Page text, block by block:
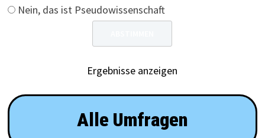
Nein, das ist Pseudowissenschaft
Ergebnisse anzeigen
Alle Umfragen